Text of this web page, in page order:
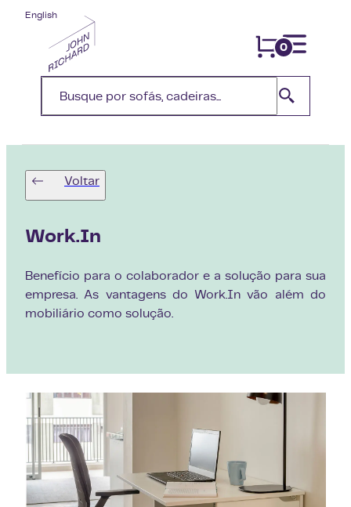
0
English
Voltar
Work.In
Benefício para o colaborador e a solução para sua
empresa. As vantagens do Work.In vão além do
mobiliário como solução.